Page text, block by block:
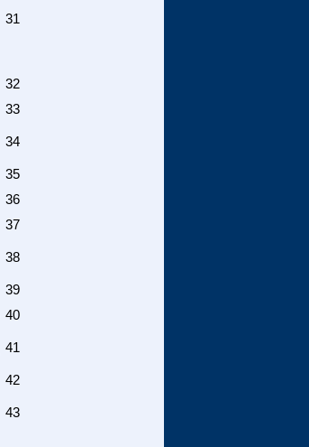
31
32
33
34
35
36
37
38
39
40
41
42
43